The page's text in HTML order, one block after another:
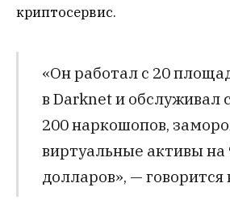
криптосервис.
«Он работал с 20
в Darknet и обслуживал
200 наркошопов,
виртуальные активы на
долларов», — говорится